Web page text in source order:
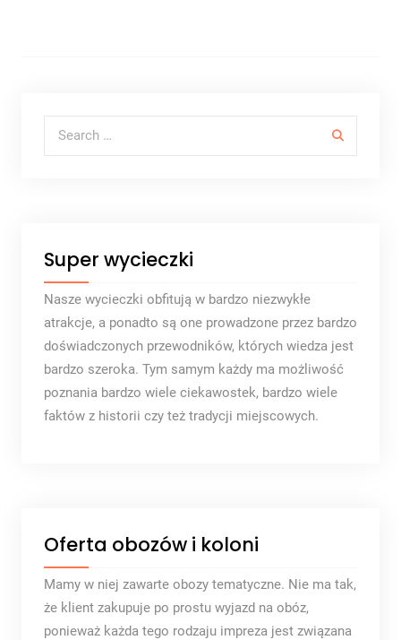
Search for:
Super wycieczki
Nasze wycieczki obfitują w bardzo niezwykłe
atrakcje, a ponadto są one prowadzone przez bardzo
doświadczonych przewodników, których wiedza jest
bardzo szeroka. Tym samym każdy ma możliwość
poznania bardzo wiele ciekawostek, bardzo wiele
faktów z historii czy też tradycji miejscowych.
Oferta obozów i koloni
Mamy w niej zawarte obozy tematyczne. Nie ma tak,
że klient zakupuje po prostu wyjazd na obóz,
ponieważ każda tego rodzaju impreza jest związana